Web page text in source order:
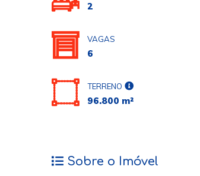
2
VAGAS
6
TERRENO
96.800 m²
Sobre o Imóvel